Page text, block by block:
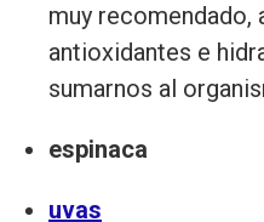
muy recomendado,
antioxidantes e
sumarnos al
espinaca
uvas